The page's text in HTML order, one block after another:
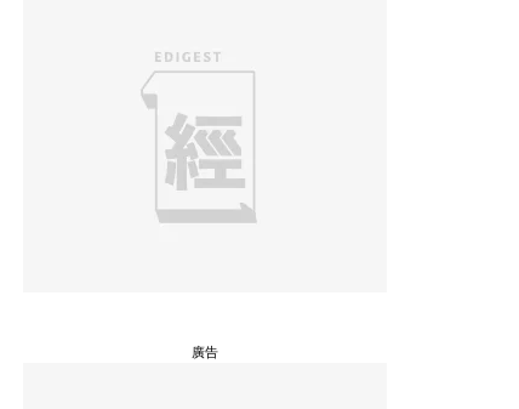
廣告